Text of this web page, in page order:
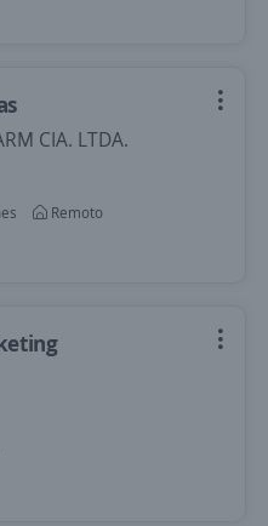
CIA. LTDA.
Remoto